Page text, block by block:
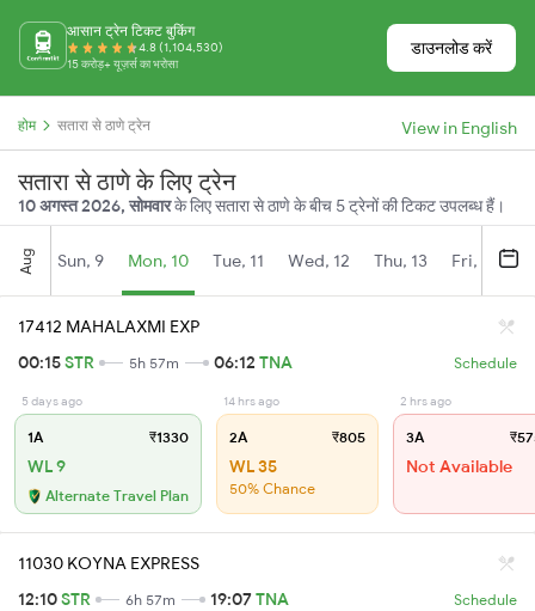
आसान ट्रेन टिकट बुकिंग
4.8 (1,104,530)
15 करोड़+ यूज़र्स का भरोसा
डाउनलोड करें
होम सतारा से ठाणे ट्रेन View in English
सतारा से ठाणे के लिए ट्रेन
10 अगस्त 2026, सोमवारके लिए सतारा से ठाणे के बीच 5 ट्रेनों की टिकट उपलब्ध हैं।
Aug Sun, 9 Mon, 10 Tue, 11 Wed, 12 Thu, 13 Fri, 14
17412 MAHALAXMI EXP
00:15STR 5h 57m 06:12 TNA Schedule
5 days ago
1A ₹1330
WL 9
Alternate Travel Plan
14 hrs ago
2A ₹805
WL 35
50% Chance
2 hrs ago
3A
Not Available
11030 KOYNA EXPRESS
12:10STR 6h 57m 19:07TNA Schedule